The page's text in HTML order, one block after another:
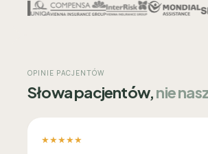
OPINIE PACJENTÓW
Słowa pacjentów,nie
★★★★★